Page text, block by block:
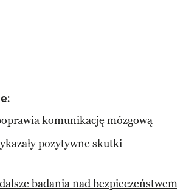
komunikację mózgową
pozytywne skutki
badania nad bezpieczeństwem